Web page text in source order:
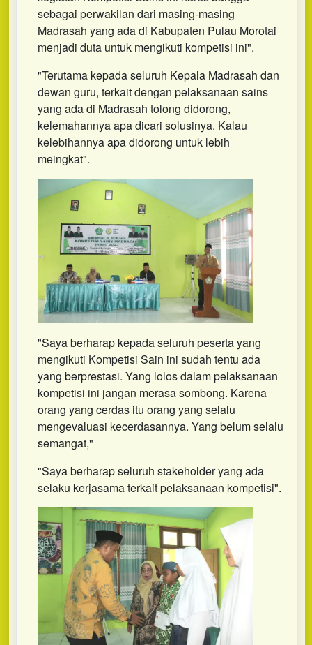
sebagai perwakilan dari masing-masing
Madrasah yang ada di Kabupaten Pulau Morotai
menjadi duta untuk mengikuti kompetisi ini".
"Terutama kepada seluruh Kepala Madrasah dan
dewan guru, terkait dengan pelaksanaan sains
yang ada di Madrasah tolong didorong,
kelemahannya apa dicari solusinya. Kalau
kelebihannya apa didorong untuk lebih
meingkat".
"Saya berharap kepada seluruh peserta yang
mengikuti Kompetisi Sain ini sudah tentu ada
yang berprestasi. Yang lolos dalam pelaksanaan
kompetisi ini jangan merasa sombong. Karena
orang yang cerdas itu orang yang selalu
mengevaluasi kecerdasannya. Yang belum selalu
semangat,"
"Saya berharap seluruh stakeholder yang ada
selaku kerjasama terkait pelaksanaan kompetisi".